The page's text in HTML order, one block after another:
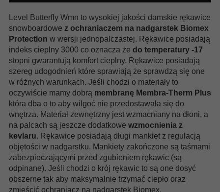
Level Butterfly Wmn to wysokiej jakości damskie rękawice
snowboardowe z ochraniaczem na nadgarstek Biomex
Protection w wersji jednopalczastej. Rękawice posiadają
indeks cieplny 3000 co oznacza że do temperatury -17
stopni gwarantują komfort cieplny. Rękawice posiadają
szereg udogodnień które sprawiają że sprawdzą się one
w różnych warunkach. Jeśli chodzi o materiały to
oczywiście mamy dobrą membranę Membra-Therm Plus
która dba o to aby wilgoć nie przedostawała się do
wnętrza. Materiał zewnętrzny jest wzmacniany na dłoni, a
na palcach są jeszcze dodatkowe wzmocnienia z
kevlaru. Rękawice posiadają długi mankiet z regulacją
objętości w nadgarstku. Mankiety zakończone są taśmami
zabezpieczającymi przed zgubieniem rękawic (są
odpinane). Jeśli chodzi o krój rękawic to są one dosyć
obszerne tak aby maksymalnie trzymać ciepło oraz
zmieścić ochraniacz na nadgarstek Biomex.